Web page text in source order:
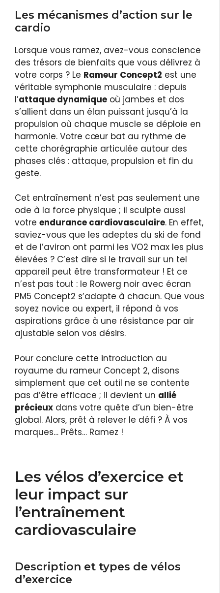
Les mécanismes d’action sur le
cardio
Lorsque vous ramez, avez-vous conscience
des trésors de bienfaits que vous délivrez à
votre corps ? Le Rameur Concept2 est une
véritable symphonie musculaire : depuis
l’attaque dynamique où jambes et dos
s’allient dans un élan puissant jusqu’à la
propulsion où chaque muscle se déploie en
harmonie. Votre cœur bat au rythme de
cette chorégraphie articulée autour des
phases clés : attaque, propulsion et fin du
geste.
Cet entraînement n’est pas seulement une
ode à la force physique ; il sculpte aussi
votre endurance cardiovasculaire. En effet,
saviez-vous que les adeptes du ski de fond
et de l’aviron ont parmi les VO2 max les plus
élevées ? C’est dire si le travail sur un tel
appareil peut être transformateur ! Et ce
n’est pas tout : le Rowerg noir avec écran
PM5 Concept2 s’adapte à chacun. Que vous
soyez novice ou expert, il répond à vos
aspirations grâce à une résistance par air
ajustable selon vos désirs.
Pour conclure cette introduction au
royaume du rameur Concept 2, disons
simplement que cet outil ne se contente
pas d’être efficace ; il devient un allié
précieux dans votre quête d’un bien-être
global. Alors, prêt à relever le défi ? À vos
marques… Prêts… Ramez !
Les vélos d’exercice et
leur impact sur
l’entraînement
cardiovasculaire
Description et types de vélos
d’exercice